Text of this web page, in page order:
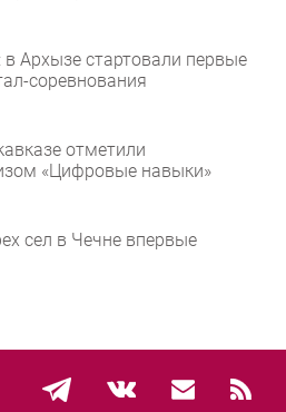
в Архызе стартовали первые
соревнования
отметили
«Цифровые навыки»
сел в Чечне впервые